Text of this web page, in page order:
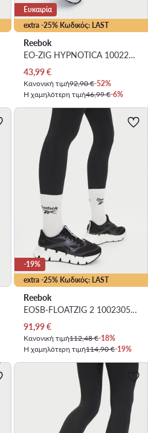
extra -25% Κωδικός: LAST
Ευκαιρία
Reebok
EO-ZIG HYPNOTICA 100227891 · Παπούτσια για Τρέξιμο
Τρέχουσα τιμή
43,99€
Κανονική τιμή92,90 €-52%
Η χαμηλότερη τιμή46,99 €-6%
extra -25% Κωδικός: LAST
-19%
Reebok
EOSB-FLOATZIG 2 100230562 · Παπούτσια για Τρέξιμο
Τρέχουσα τιμή
91,99€
Κανονική τιμή112,48 €-18%
Η χαμηλότερη τιμή114,90 €-19%